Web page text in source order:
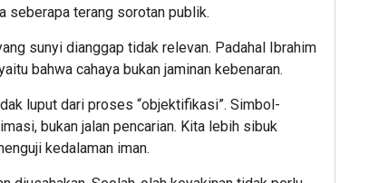
seberapa terang sorotan publik.
sunyi dianggap tidak relevan. Padahal Ibrahim
bahwa cahaya bukan jaminan kebenaran.
luput dari proses “objektifikasi”. Simbol-
bukan jalan pencarian. Kita lebih sibuk
kedalaman iman.